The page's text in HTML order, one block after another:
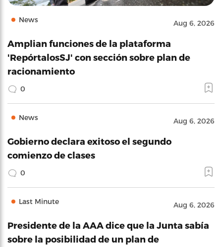
News Aug 6, 2026
Amplian funciones de la plataforma
'RepórtalosSJ' con sección sobre plan de
racionamiento
0
News Aug 6, 2026
Gobierno declara exitoso el segundo
comienzo de clases
0
Last Minute Aug 6, 2026
Presidente de la AAA dice que la Junta sabía
sobre la posibilidad de un plan de